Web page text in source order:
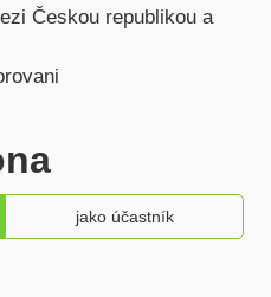
Českou republikou a
jako účastník